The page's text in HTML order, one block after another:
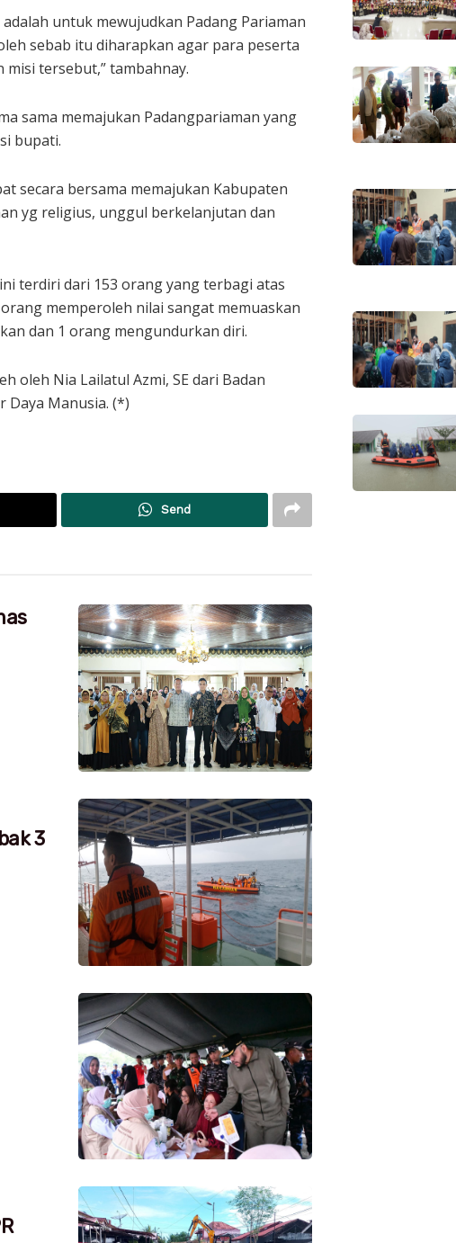
untuk mewujudkan Padang Pariaman
sebab itu diharapkan agar para peserta
tersebut,” tambahnay.
sama memajukan Padangpariaman yang
bupati.
secara bersama memajukan Kabupaten
yg religius, unggul berkelanjutan dan
terdiri dari 153 orang yang terbagi atas
memperoleh nilai sangat memuaskan
dan 1 orang mengundurkan diri.
oleh Nia Lailatul Azmi, SE dari Badan
Daya Manusia. (*)
Send
3